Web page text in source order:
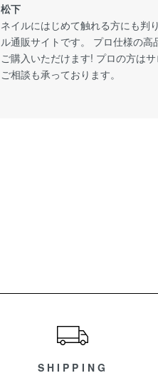
松下
ネイルにはじめて触れる方にも判
ル通販サイトです。 プロ仕様の高
ご購入いただけます! プロの方は
ご相談も承っております。
SHIPPING